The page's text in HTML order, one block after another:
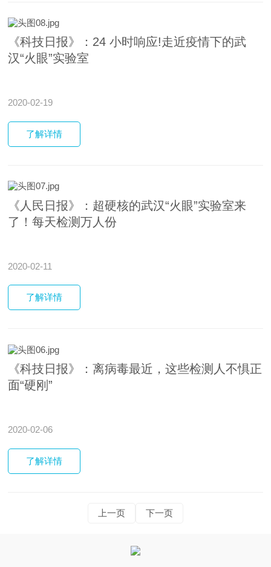
《科技日报》：24 小时响应!走近疫情下的武
汉“火眼”实验室
2020-02-19
了解详情
《人民日报》：超硬核的武汉“火眼”实验室来
了！每天检测万人份
2020-02-11
了解详情
《科技日报》：离病毒最近，这些检测人不惧正
面“硬刚”
2020-02-06
了解详情
上一页 下一页